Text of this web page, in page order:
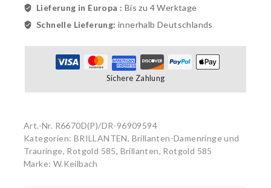
Lieferung in Europa : Bis zu 4 Werktage
Schnelle Lieferung: innerhalb Deutschlands
Sichere Zahlung
Art.-Nr. R6670D(P)/DR-96909594
Kategorien: BRILLANTEN, Brillanten-Damenringe und
Trauringe, Rotgold 585, Brillanten, Rotgold 585
Marke: W.Keilbach